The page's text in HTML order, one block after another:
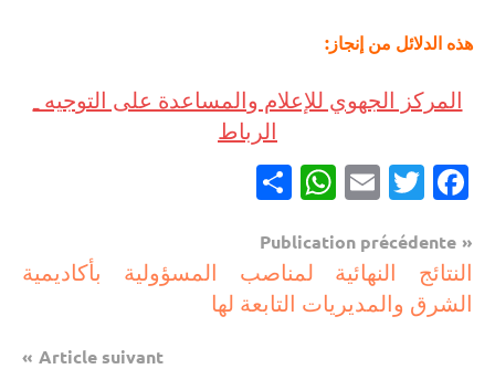
هذه الدلائل من إنجاز:
المركز الجهوي للإعلام والمساعدة على التوجيه _
الرباط
Facebook
Twitter
Email
WhatsApp
مستجدات
تربوية
Navigation
de
l’article
Publication précédente
النتائج النهائية لمناصب المسؤولية بأكاديمية
الشرق والمديريات التابعة لها
Article suivant